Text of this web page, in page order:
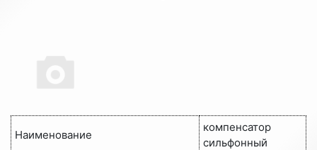
Наименование
компенсатор
сильфонный